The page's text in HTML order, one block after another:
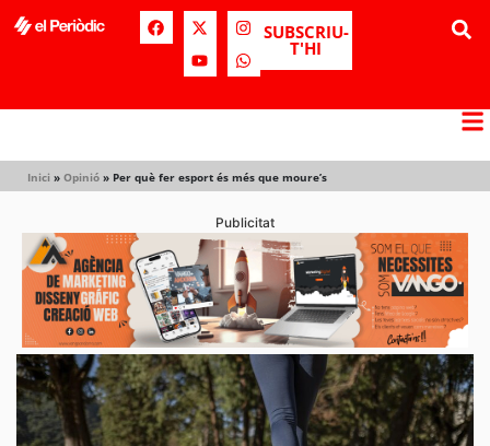
SUBSCRIU-
T'HI
Inici » Opinió » Per què fer esport és més que moure’s
Publicitat